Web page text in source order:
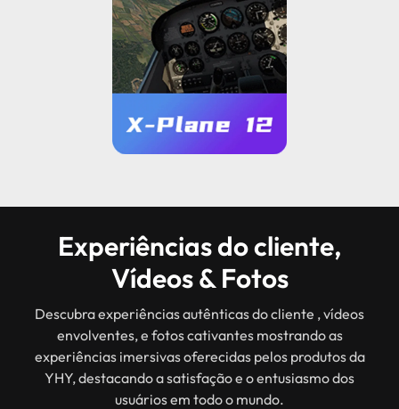
Experiências do cliente,
Vídeos & Fotos
Descubra experiências autênticas do cliente , vídeos
envolventes, e fotos cativantes mostrando as
experiências imersivas oferecidas pelos produtos da
YHY, destacando a satisfação e o entusiasmo dos
usuários em todo o mundo.